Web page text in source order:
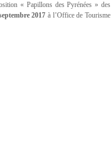
« Papillons des Pyrénées » des
2017 à l’Office de Tourisme